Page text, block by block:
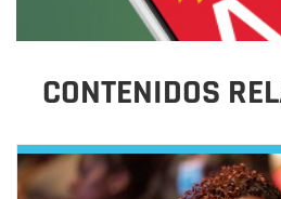
CONTENIDOS